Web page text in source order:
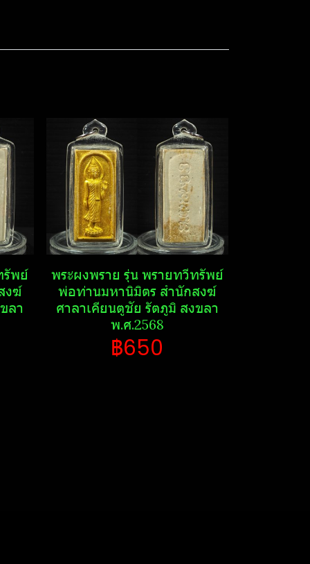
รัพย์​
งฆ์​
ลา​
พระ​ผงพราย​ รุ่น พรายทวีทรัพย์​
พ่อท่านมหานิ​มิตร​ สำนักสงฆ์​
ศาลา​เคียน​ตู​ชัย​ รัตภูมิ​ สงขลา​
พ.ศ.2568
฿650